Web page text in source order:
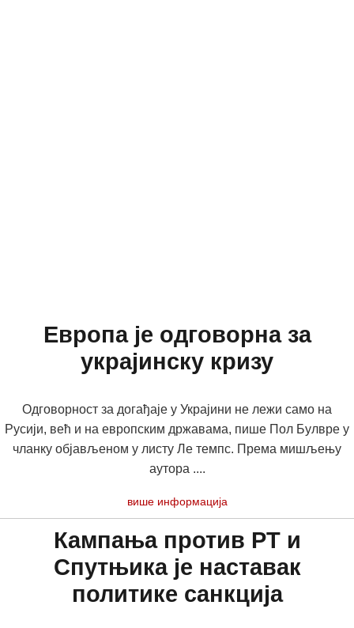
Европа је одговорна за
украјинску кризу
Одговорност за догађаје у Украјини не лежи само на
Русији, већ и на европским државама, пише Пол Булвре у
чланку објављеном у листу Ле темпс. Према мишљењу
аутора ....
више информација
Кампања против РТ и
Спутњика је наставак
политике санкција